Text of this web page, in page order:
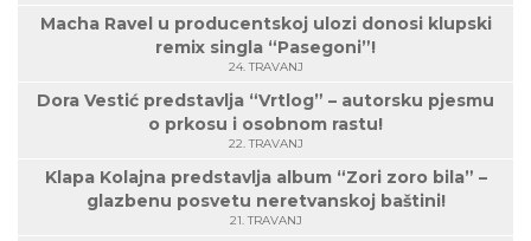
Macha Ravel u producentskoj ulozi donosi klupski
remix singla “Pasegoni”!
24. TRAVANJ
Dora Vestić predstavlja “Vrtlog” – autorsku pjesmu
o prkosu i osobnom rastu!
22. TRAVANJ
Klapa Kolajna predstavlja album “Zori zoro bila” –
glazbenu posvetu neretvanskoj baštini!
21. TRAVANJ